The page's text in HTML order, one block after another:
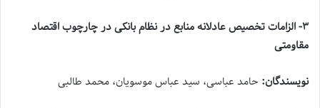
۳- الزامات تخصیص عادلانه منابع در نظام بانکی در چارچوب اقتصاد
مقاومتی
نویسندگان: حامد عباسی، سید عباس موسویان، محمد طالبی